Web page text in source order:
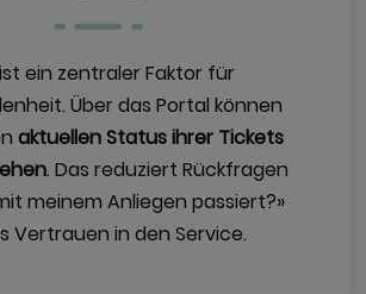
ein zentraler Faktor für
Über das Portal können
aktuellen Status ihrer Tickets
. Das reduziert Rückfragen
meinem Anliegen passiert?»
Vertrauen in den Service.